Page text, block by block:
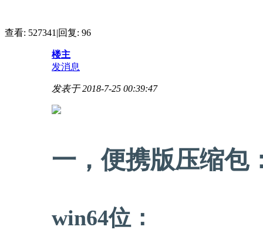
查看: 527341 |回复: 96
楼主
发消息
发表于 2018-7-25 00:39:47
一，便携版压缩包
win64位：